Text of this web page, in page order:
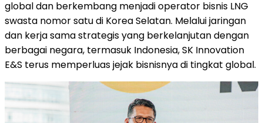
global dan berkembang menjadi operator bisnis LNG
swasta nomor satu di Korea Selatan. Melalui jaringan
dan kerja sama strategis yang berkelanjutan dengan
berbagai negara, termasuk Indonesia, SK Innovation
E&S terus memperluas jejak bisnisnya di tingkat global.